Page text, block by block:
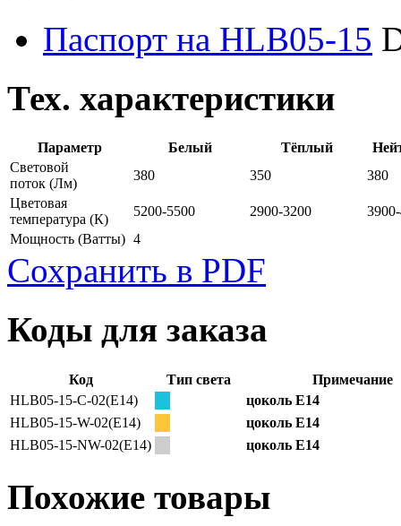
Паспорт на HLB05-15
Тех. характеристики
Параметр Белый Тёплый
Световой
поток (Лм)
380 350
380
Цветовая
температура (К)
5200-5500 2900-3200
Мощность (Ватты) 4
Сохранить в PDF
Коды для заказа
Код Тип света
Примечание
HLB05-15-C-02(E14)
цоколь E14
HLB05-15-W-02(E14)
цоколь E14
HLB05-15-NW-02(E14)
цоколь E14
Похожие товары